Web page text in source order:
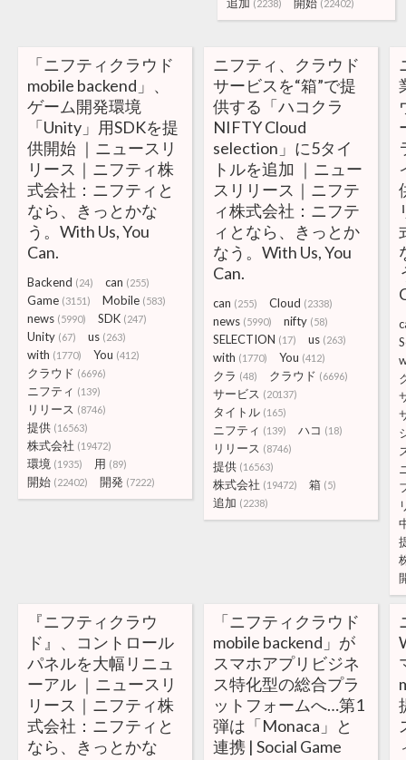
(2238) (22402)
「ニフティクラウド
mobile backend」、
ゲーム開発環境
「Unity」用SDKを提
供開始 ｜ニュースリ
リース｜ニフティ株
式会社：ニフティと
なら、きっとかな
う。With Us, You
Can.
Backend (24) can (255)
Game (3151) Mobile (583)
news (5990) SDK (247)
Unity (67) us (263)
with (1770) You (412)
クラウド (6696)
ニフティ (139)
リリース (8746)
提供 (16563)
株式会社 (19472)
環境 (1935) 用 (89)
開始 (22402) 開発 (7222)
ニフティ、クラウド
サービスを“箱”で提
供する「ハコクラ
NIFTY Cloud
selection」に5タイ
トルを追加 ｜ニュー
スリリース｜ニフテ
ィ株式会社：ニフテ
ィとなら、きっとか
なう。With Us, You
Can.
can (255) Cloud (2338)
news (5990) nifty (58)
SELECTION (17) us (263)
with (1770) You (412)
クラ (48) クラウド (6696)
サービス (20137)
タイトル (165)
ニフティ (139) ハコ (18)
リリース (8746)
提供 (16563)
株式会社 (19472) 箱 (5)
追加 (2238)
『ニフティクラウ
ド』、コントロール
パネルを大幅リニュ
ーアル ｜ニュースリ
リース｜ニフティ株
式会社：ニフティと
なら、きっとかな
「ニフティクラウド
mobile backend」が
スマホアプリビジネ
ス特化型の総合プラ
ットフォームへ…第1
弾は「Monaca」と
連携 | Social Game